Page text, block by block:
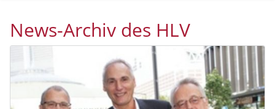
News-Archiv des HLV